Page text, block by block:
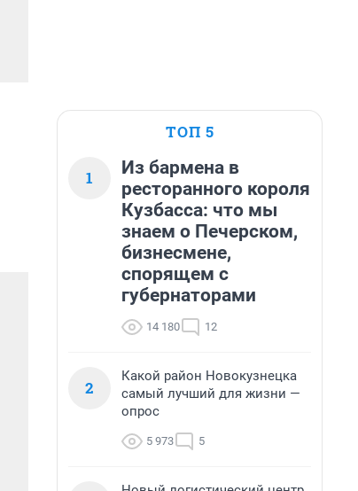
ТОП 5
1
Из бармена в
ресторанного короля
Кузбасса: что мы
знаем о Печерском,
бизнесмене,
спорящем с
губернаторами
14 180 12
2
Какой район Новокузнецка
самый лучший для жизни —
опрос
5 973 5